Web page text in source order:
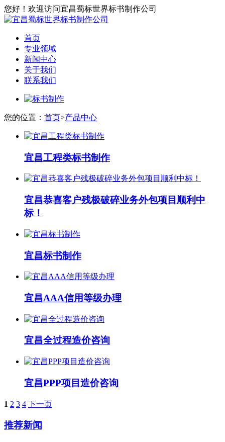
您好！欢迎访问宜昌蜀标世界标书制作公司
首页
专业领域
新闻中心
关于我们
联系我们
您的位置： 首页>产品中心
宜昌工程类标书制作
宜昌恭喜客户残极破碎业务外包项目顺利中
标！
宜昌标书制作
宜昌AAA信用等级办理
宜昌全过程造价咨询
宜昌PPP项目造价咨询
1 2 3 4 下一页
推荐新闻